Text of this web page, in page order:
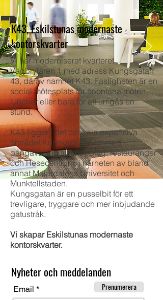
K43, Eskilstunas modernaste
kontorskvarter
Vi har moderniserat kvarteret
Vägbrytaren 1 med adress Kungsgatan
43, därav namnet K43. Fastigheten är en
social mötesplats för spontana möten,
luncher eller bara för att umgås en
stund.
K43 ligger i det centrala expansiva
området Kunskapsstråket med
gångavstånd till shopping, restauranger
och Resecentrum, i närheten av bland
annat Mälardalens Universitet och
Munktellstaden.
Kungsgatan är en pusselbit för ett
trevligare, tryggare och mer inbjudande
gatustråk.
Vi skapar Eskilstunas modernaste
kontorskvarter.
Nyheter och meddelanden
Email Prenumerera